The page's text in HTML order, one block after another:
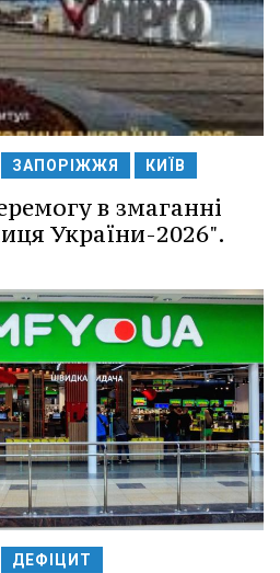
ЗАПОРІЖЖЯ КИЇВ
в змаганні
України-2026".
ДЕФІЦИТ